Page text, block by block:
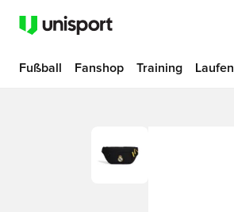
Fußball Fanshop Training Laufen